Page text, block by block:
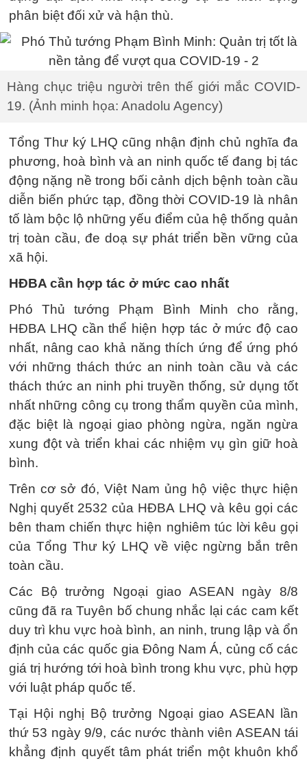
phân biệt đối xử và hận thù.
Hàng chục triệu người trên thế giới mắc COVID-
19. (Ảnh minh họa: Anadolu Agency)
Tổng Thư ký LHQ cũng nhận định chủ nghĩa đa
phương, hoà bình và an ninh quốc tế đang bị tác
động nặng nề trong bối cảnh dịch bệnh toàn cầu
diễn biến phức tạp, đồng thời COVID-19 là nhân
tố làm bộc lộ những yếu điểm của hệ thống quản
trị toàn cầu, đe doạ sự phát triển bền vững của
xã hội.
HĐBA cần hợp tác ở mức cao nhất
Phó Thủ tướng Phạm Bình Minh cho rằng,
HĐBA LHQ cần thể hiện hợp tác ở mức độ cao
nhất, nâng cao khả năng thích ứng để ứng phó
với những thách thức an ninh toàn cầu và các
thách thức an ninh phi truyền thống, sử dụng tốt
nhất những công cụ trong thẩm quyền của mình,
đặc biệt là ngoại giao phòng ngừa, ngăn ngừa
xung đột và triển khai các nhiệm vụ gìn giữ hoà
bình.
Trên cơ sở đó, Việt Nam ủng hộ việc thực hiện
Nghị quyết 2532 của HĐBA LHQ và kêu gọi các
bên tham chiến thực hiện nghiêm túc lời kêu gọi
của Tổng Thư ký LHQ về việc ngừng bắn trên
toàn cầu.
Các Bộ trưởng Ngoại giao ASEAN ngày 8/8
cũng đã ra Tuyên bố chung nhắc lại các cam kết
duy trì khu vực hoà bình, an ninh, trung lập và ổn
định của các quốc gia Đông Nam Á, củng cố các
giá trị hướng tới hoà bình trong khu vực, phù hợp
với luật pháp quốc tế.
Tại Hội nghị Bộ trưởng Ngoại giao ASEAN lần
thứ 53 ngày 9/9, các nước thành viên ASEAN tái
khẳng định quyết tâm phát triển một khuôn khổ